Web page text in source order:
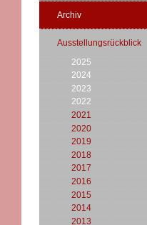
Archiv
Ausstellungsrückblick
2025
2024
2023
2022
2021
2020
2019
2018
2017
2016
2015
2014
2013